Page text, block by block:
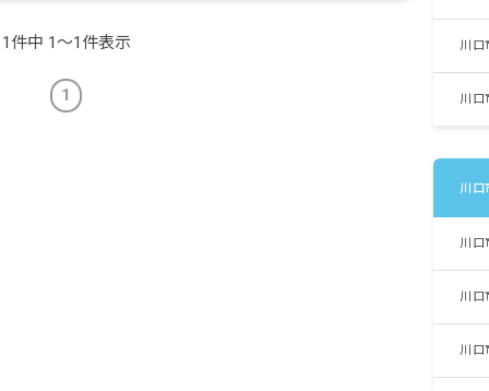
賞与 初年度：年1回／2年目以降：年2回
（業績による）
1件中 1〜1件表示
1
川口
川口
川口
川口
川口
川口